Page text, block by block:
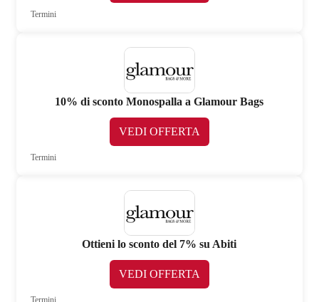
Termini
10% di sconto Monospalla a Glamour Bags
VEDI OFFERTA
Termini
Ottieni lo sconto del 7% su Abiti
VEDI OFFERTA